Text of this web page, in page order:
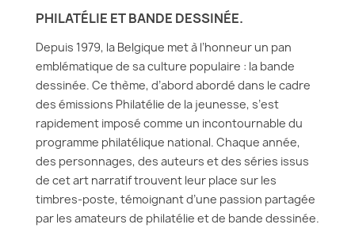
PHILATÉLIE ET BANDE DESSINÉE.
Depuis 1979, la Belgique met à l’honneur un pan
emblématique de sa culture populaire : la bande
dessinée. Ce thème, d’abord abordé dans le cadre
des émissions Philatélie de la jeunesse, s’est
rapidement imposé comme un incontournable du
programme philatélique national. Chaque année,
des personnages, des auteurs et des séries issus
de cet art narratif trouvent leur place sur les
timbres-poste, témoignant d’une passion partagée
par les amateurs de philatélie et de bande dessinée.